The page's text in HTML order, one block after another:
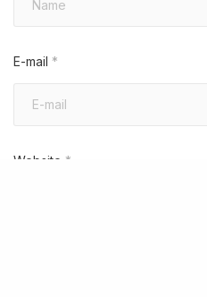
E-mail *
Website *